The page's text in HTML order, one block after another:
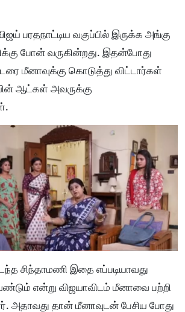
பரதநாட்டிய வகுப்பில் இருக்க அங்கு
போன் வருகின்றது. இதன்போது
மீனாவுக்கு கொடுத்து விட்டார்கள்
ஆட்கள் அவருக்கு
சிந்தாமணி இதை எப்படியாவது
என்று விஜயாவிடம் மீனாவை பற்றி
அதாவது தான் மீனாவுடன் பேசிய போது